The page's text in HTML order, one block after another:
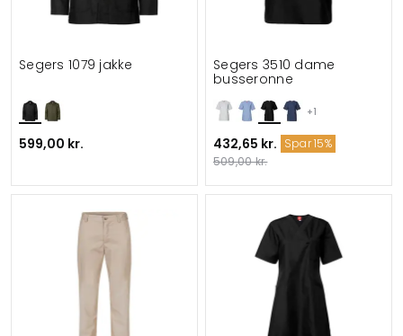
Segers 1079 jakke
599,00 kr.
+1
Segers 3510 dame
busseronne
432,65 kr. Spar 15%
509,00 kr.